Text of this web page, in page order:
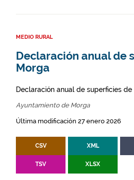
MEDIO RURAL
Declaración anual de
Morga
Declaración anual de superficies
Ayuntamiento de Morga
Última modificación 27 enero 2026
CSV XML
TSV XLSX